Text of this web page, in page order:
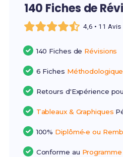
140 Fiches de
4,6 • 11 Avis
140 Fiches de Révisions
6 Fiches
Retours d'Expérience
Tableaux & Graphiques
100% Diplômé•e ou
Conforme au